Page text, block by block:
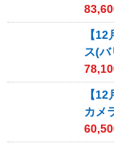
【
ス(
【
カメ